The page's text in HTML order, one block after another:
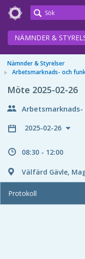
Meetings+
NÄMNDER &
Nämnder & Styrelser
Arbetsmarknads- och
Möte 2025-02-26
2025-02-26
08:30 - 12:00
Välfärd Gävle,
Protokoll